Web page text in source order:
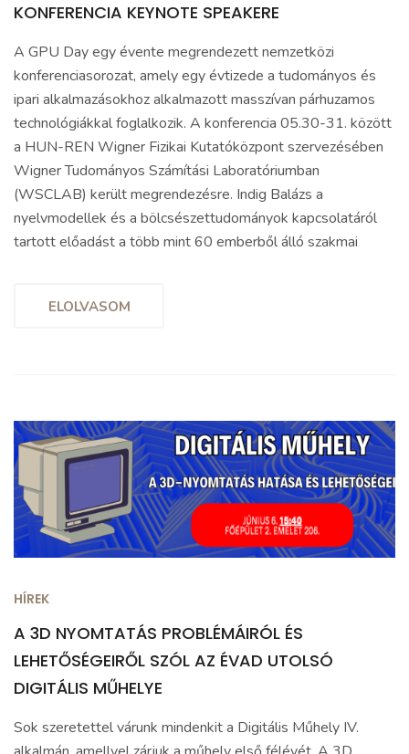
KONFERENCIA KEYNOTE SPEAKERE
A GPU Day egy évente megrendezett nemzetközi
konferenciasorozat, amely egy évtizede a tudományos és
ipari alkalmazásokhoz alkalmazott masszívan párhuzamos
technológiákkal foglalkozik. A konferencia 05.30-31. között
a HUN-REN Wigner Fizikai Kutatóközpont szervezésében
Wigner Tudományos Számítási Laboratóriumban
(WSCLAB) került megrendezésre. Indig Balázs a
nyelvmodellek és a bölcsészettudományok kapcsolatáról
tartott előadást a több mint 60 emberből álló szakmai
ELOLVASOM
HÍREK
A 3D NYOMTATÁS PROBLÉMÁIRÓL ÉS
LEHETŐSÉGEIRŐL SZÓL AZ ÉVAD UTOLSÓ
DIGITÁLIS MŰHELYE
Sok szeretettel várunk mindenkit a Digitális Műhely IV.